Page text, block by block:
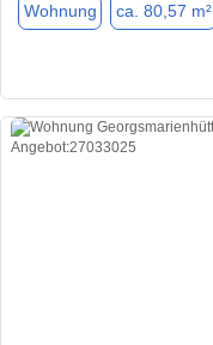
Wohnung ca. 80,57 m²